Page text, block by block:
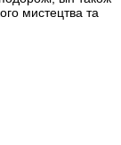
мистецтва та